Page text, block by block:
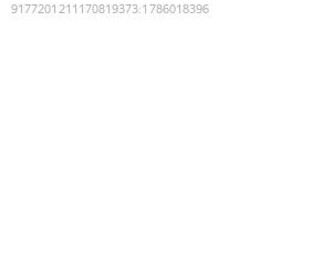
9177201211170819373:1786018396